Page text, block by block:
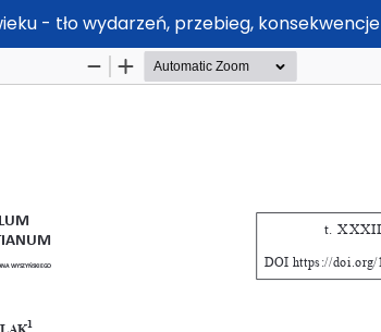
- tło wydarzeń, przebieg, konsekwencje